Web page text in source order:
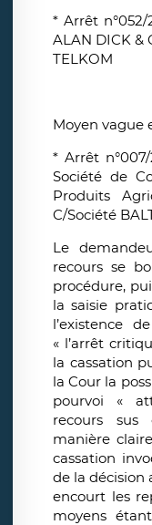
* Arrêt n°052/
ALAN DICK &
TELKOM
Moyen vague
* Arrêt
Société de
Produits
C/Société
Le
recours se
procédure,
la saisie
l’existence
« l’arrêt
la cassation
la Cour la
pourvoi «
recours
manière
cassation
de la décision
encourt les
moyens